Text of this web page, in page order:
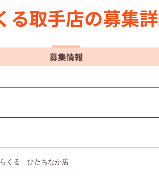
る取手店の募集
募集情報
くる ひたちなか店